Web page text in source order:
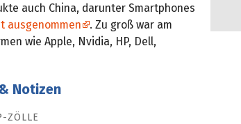
auch China, darunter Smartphones
ausgenommen
. Zu groß war am
wie Apple, Nvidia, HP, Dell,
Notizen
ZÖLLE